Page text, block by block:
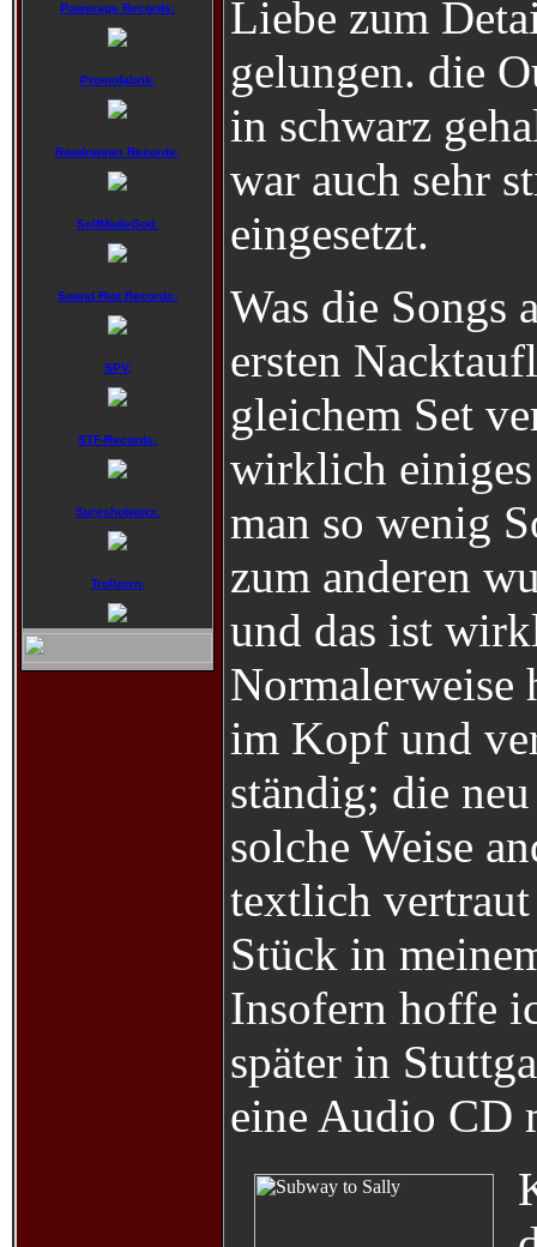
Powerage Records:
Promofabrik:
Roadrunner Records:
SelfMadeGod:
Sound Riot Records:
SPV:
STF-Records:
Sureshotworx:
Trollzorn:
Liebe zum
gelungen. die
in schwarz
war auch sehr
eingesetzt.
Was die Songs
ersten
gleichem Set
wirklich einiges
man so wenig
zum anderen
und das ist
Normalerweise
im Kopf und
ständig; die
solche Weise
textlich vertraut
Stück in
Insofern hoffe
später in
eine Audio CD